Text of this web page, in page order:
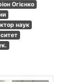
Огієнко
наук